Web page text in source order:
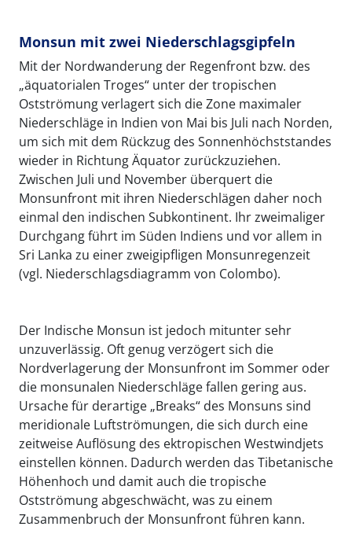
Monsun mit zwei Niederschlagsgipfeln
Mit der Nordwanderung der Regenfront bzw. des
„äquatorialen Troges“ unter der tropischen
Ostströmung verlagert sich die Zone maximaler
Niederschläge in Indien von Mai bis Juli nach Norden,
um sich mit dem Rückzug des Sonnenhöchststandes
wieder in Richtung Äquator zurückzuziehen.
Zwischen Juli und November überquert die
Monsunfront mit ihren Niederschlägen daher noch
einmal den indischen Subkontinent. Ihr zweimaliger
Durchgang führt im Süden Indiens und vor allem in
Sri Lanka zu einer zweigipfligen Monsunregenzeit
(vgl. Niederschlagsdiagramm von Colombo).
Der Indische Monsun ist jedoch mitunter sehr
unzuverlässig. Oft genug verzögert sich die
Nordverlagerung der Monsunfront im Sommer oder
die monsunalen Niederschläge fallen gering aus.
Ursache für derartige „Breaks“ des Monsuns sind
meridionale Luftströmungen, die sich durch eine
zeitweise Auflösung des ektropischen Westwindjets
einstellen können. Dadurch werden das Tibetanische
Höhenhoch und damit auch die tropische
Ostströmung abgeschwächt, was zu einem
Zusammenbruch der Monsunfront führen kann.